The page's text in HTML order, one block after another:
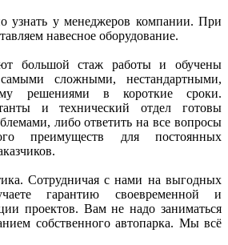
узнать у менеджеров компании. При
навесное оборудование.
большой стаж работы и обучены
сложными, нестандартными,
решениями в короткие сроки.
и технический отдел готовы
либо ответить на все вопросы
преимуществ для постоянных
Сотрудничая с нами на выгодных
гарантию своевременной и
проектов. Вам не надо заниматься
собственного автопарка. Мы всё